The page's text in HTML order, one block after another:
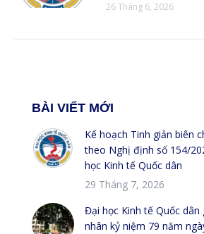
26 Tháng 6, 2026
BÀI VIẾT MỚI
Kế hoạch Tinh giản biên
theo Nghị định số 154/
học Kinh tế Quốc dân
29 Tháng 7, 2026
Đại học Kinh tế Quốc dân
nhân kỷ niệm 79 năm